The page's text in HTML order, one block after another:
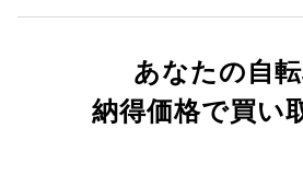
あなたの自転
納得価格で買い